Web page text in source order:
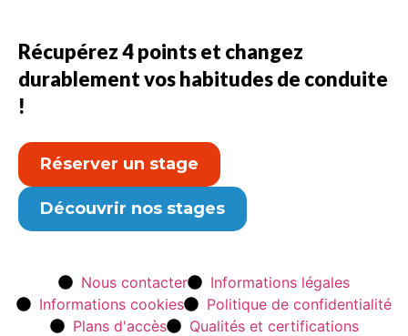
Récupérez 4 points et changez
durablement vos habitudes de conduite
!
Réserver un stage
Découvrir nos stages
Nous contacter
Informations légales
Informations cookies
Politique de confidentialité
Plans d'accès
Qualités et certifications